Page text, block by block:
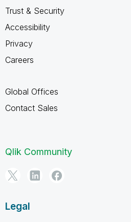
Trust & Security
Accessibility
Privacy
Careers
Global Offices
Contact Sales
Qlik Community
Legal